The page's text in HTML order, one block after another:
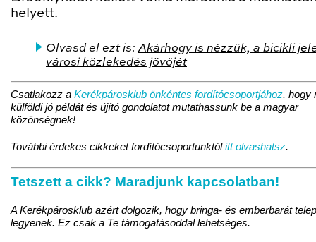
helyett.
Olvasd el ezt is:Akárhogy is nézzük, a bicikli
városi közlekedés jövőjét
Csatlakozz a Kerékpárosklub önkéntes fordítócsoportjához, hogy
külföldi jó példát és újító gondolatot mutathassunk be a magyar
közönségnek!
További érdekes cikkeket fordítócsoportunktólitt olvashatsz.
Tetszett a cikk? Maradjunk kapcsolatban!
A Kerékpárosklub azért dolgozik, hogy bringa- és emberbarát
legyenek. Ez csak a Te támogatásoddal lehetséges.